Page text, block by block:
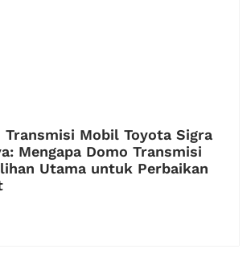
Transmisi Mobil Toyota Sigra
Mengapa Domo Transmisi
Utama untuk Perbaikan